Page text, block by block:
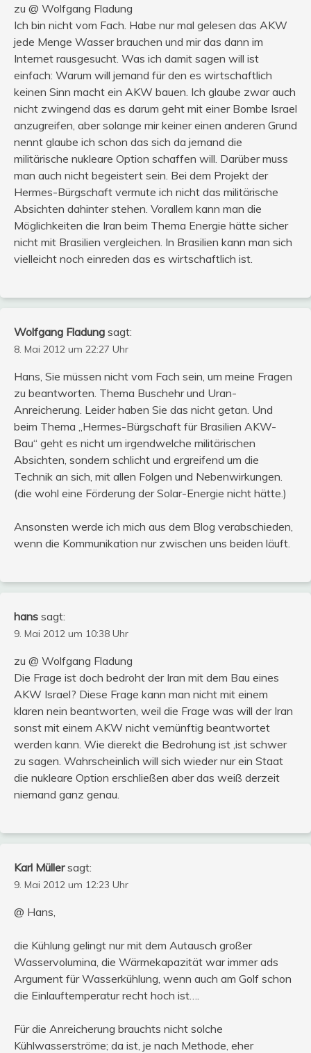
zu @ Wolfgang Fladung
Ich bin nicht vom Fach. Habe nur mal gelesen das AKW
jede Menge Wasser brauchen und mir das dann im
Internet rausgesucht. Was ich damit sagen will ist
einfach: Warum will jemand für den es wirtschaftlich
keinen Sinn macht ein AKW bauen. Ich glaube zwar auch
nicht zwingend das es darum geht mit einer Bombe Israel
anzugreifen, aber solange mir keiner einen anderen Grund
nennt glaube ich schon das sich da jemand die
militärische nukleare Option schaffen will. Darüber muss
man auch nicht begeistert sein. Bei dem Projekt der
Hermes-Bürgschaft vermute ich nicht das militärische
Absichten dahinter stehen. Vorallem kann man die
Möglichkeiten die Iran beim Thema Energie hätte sicher
nicht mit Brasilien vergleichen. In Brasilien kann man sich
vielleicht noch einreden das es wirtschaftlich ist.
Wolfgang Fladung sagt:
8. Mai 2012 um 22:27 Uhr
Hans, Sie müssen nicht vom Fach sein, um meine Fragen
zu beantworten. Thema Buschehr und Uran-
Anreicherung. Leider haben Sie das nicht getan. Und
beim Thema „Hermes-Bürgschaft für Brasilien AKW-
Bau“ geht es nicht um irgendwelche militärischen
Absichten, sondern schlicht und ergreifend um die
Technik an sich, mit allen Folgen und Nebenwirkungen.
(die wohl eine Förderung der Solar-Energie nicht hätte.)
Ansonsten werde ich mich aus dem Blog verabschieden,
wenn die Kommunikation nur zwischen uns beiden läuft.
hans sagt:
9. Mai 2012 um 10:38 Uhr
zu @ Wolfgang Fladung
Die Frage ist doch bedroht der Iran mit dem Bau eines
AKW Israel? Diese Frage kann man nicht mit einem
klaren nein beantworten, weil die Frage was will der Iran
sonst mit einem AKW nicht vernünftig beantwortet
werden kann. Wie dierekt die Bedrohung ist ,ist schwer
zu sagen. Wahrscheinlich will sich wieder nur ein Staat
die nukleare Option erschließen aber das weiß derzeit
niemand ganz genau.
Karl Müller sagt:
9. Mai 2012 um 12:23 Uhr
@ Hans,
die Kühlung gelingt nur mit dem Autausch großer
Wasservolumina, die Wärmekapazität war immer ads
Argument für Wasserkühlung, wenn auch am Golf schon
die Einlauftemperatur recht hoch ist….
Für die Anreicherung brauchts nicht solche
Kühlwasserströme; da ist, je nach Methode, eher